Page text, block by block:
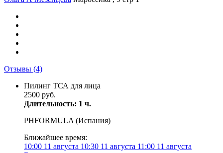
Отзывы (4)
Пилинг ТСА для лица
2500 руб.
Длительность: 1 ч.
PHFORMULA (Испания)
Ближайшее время:
10:00 11 августа 10:30 11 августа 11:00 11 августа